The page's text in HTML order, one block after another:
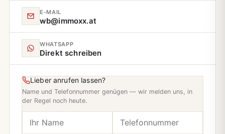
E‑MAIL
wb@immoxx.at
WHATSAPP
Direkt schreiben
Lieber anrufen lassen?
Name und Telefonnummer genügen — wir melden uns, in
der Regel noch heute.